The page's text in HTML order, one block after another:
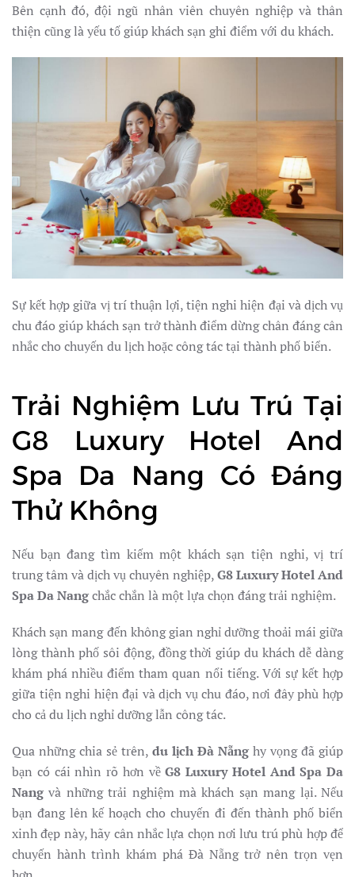
Bên cạnh đó, đội ngũ nhân viên chuyên nghiệp và thân
thiện cũng là yếu tố giúp khách sạn ghi điểm với du khách.
Sự kết hợp giữa vị trí thuận lợi, tiện nghi hiện đại và dịch vụ
chu đáo giúp khách sạn trở thành điểm dừng chân đáng cân
nhắc cho chuyến du lịch hoặc công tác tại thành phố biển.
Trải Nghiệm Lưu Trú Tại
G8 Luxury Hotel And
Spa Da Nang Có Đáng
Thử Không
Nếu bạn đang tìm kiếm một khách sạn tiện nghi, vị trí
trung tâm và dịch vụ chuyên nghiệp,G8 Luxury Hotel And
Spa Da Nangchắc chắn là một lựa chọn đáng trải nghiệm.
Khách sạn mang đến không gian nghỉ dưỡng thoải mái giữa
lòng thành phố sôi động, đồng thời giúp du khách dễ dàng
khám phá nhiều điểm tham quan nổi tiếng. Với sự kết hợp
giữa tiện nghi hiện đại và dịch vụ chu đáo, nơi đây phù hợp
cho cả du lịch nghỉ dưỡng lẫn công tác.
Qua những chia sẻ trên, du lịch Đà Nẵng hy vọng đã giúp
bạn có cái nhìn rõ hơn vềG8 Luxury Hotel And Spa Da
Nang và những trải nghiệm mà khách sạn mang lại. Nếu
bạn đang lên kế hoạch cho chuyến đi đến thành phố biển
xinh đẹp này, hãy cân nhắc lựa chọn nơi lưu trú phù hợp để
chuyến hành trình khám phá Đà Nẵng trở nên trọn vẹn